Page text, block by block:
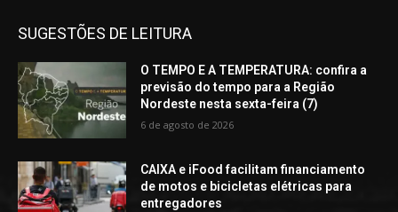
SUGESTÕES DE LEITURA
O TEMPO E A TEMPERATURA: confira a
previsão do tempo para a Região
Nordeste nesta sexta-feira (7)
6 de agosto de 2026
CAIXA e iFood facilitam financiamento
de motos e bicicletas elétricas para
entregadores